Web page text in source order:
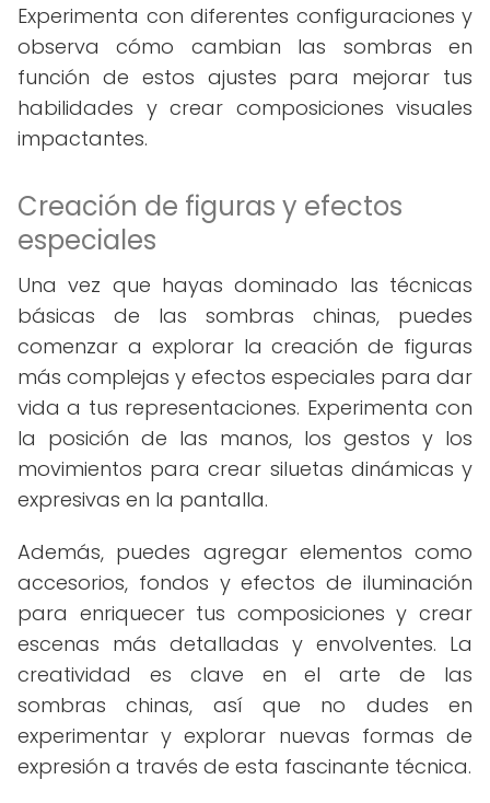
Experimenta con diferentes configuraciones y
observa cómo cambian las sombras en
función de estos ajustes para mejorar tus
habilidades y crear composiciones visuales
impactantes.
Creación de figuras y efectos
especiales
Una vez que hayas dominado las técnicas
básicas de las sombras chinas, puedes
comenzar a explorar la creación de figuras
más complejas y efectos especiales para dar
vida a tus representaciones. Experimenta con
la posición de las manos, los gestos y los
movimientos para crear siluetas dinámicas y
expresivas en la pantalla.
Además, puedes agregar elementos como
accesorios, fondos y efectos de iluminación
para enriquecer tus composiciones y crear
escenas más detalladas y envolventes. La
creatividad es clave en el arte de las
sombras chinas, así que no dudes en
experimentar y explorar nuevas formas de
expresión a través de esta fascinante técnica.